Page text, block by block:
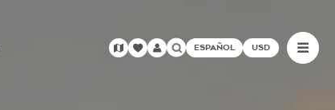
ESPAÑOL USD